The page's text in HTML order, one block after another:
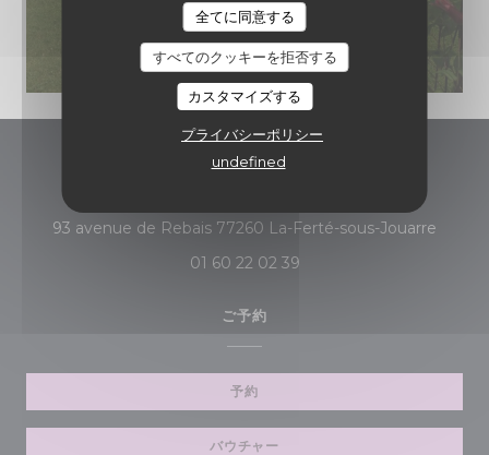
全てに同意する
すべてのクッキーを拒否する
カスタマイズする
プライバシーポリシー
undefined
Auberge du Petit Morin
93 avenue de Rebais 77260 La-Ferté-sous-Jouarre
01 60 22 02 39
ご予約
予約
バウチャー